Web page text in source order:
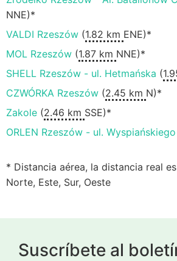
NNE)*
VALDI Rzeszów (1.82 km ENE)*
MOL Rzeszów (1.87 km NNE)*
SHELL Rzeszów - ul. Hetmańska (
CZWÓRKA Rzeszów (2.45 km N)*
Zakole (2.46 km SSE)*
ORLEN Rzeszów - ul. Wyspiańskiego
* Distancia aérea, la distancia real
Norte, Este, Sur, Oeste
Suscríbete al